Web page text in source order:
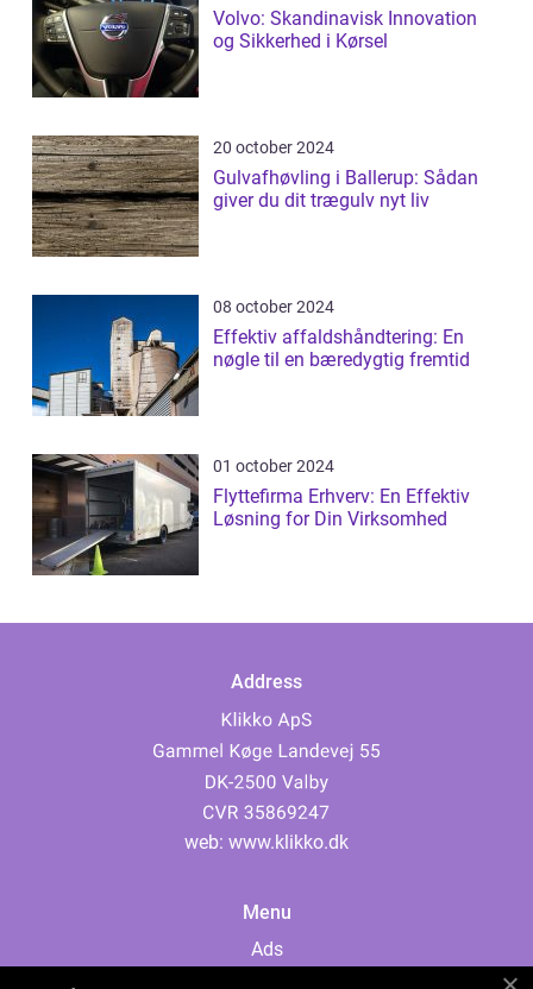
Volvo: Skandinavisk Innovation
og Sikkerhed i Kørsel
20 october 2024
Gulvafhøvling i Ballerup: Sådan
giver du dit trægulv nyt liv
08 october 2024
Effektiv affaldshåndtering: En
nøgle til en bæredygtig fremtid
01 october 2024
Flyttefirma Erhverv: En Effektiv
Løsning for Din Virksomhed
Address
web: www.klikko.dk
Menu
Ads